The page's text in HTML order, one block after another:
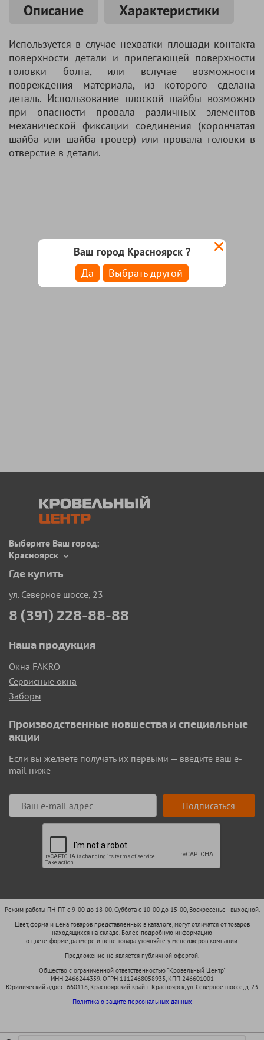
Ваш город Красноярск ?
Да
Выбрать другой
Описание Характеристики
Используется в случае нехватки площади контакта
поверхности детали и прилегающей поверхности
головки болта, или вслучае возможности
повреждения материала, из которого сделана
деталь. Использование плоской шайбы возможно
при опасности провала различных элементов
механической фиксации соединения (корончатая
шайба или шайба гровер) или провала головки в
отверстие в детали.
Выберите Ваш город:
Красноярск
Где купить
ул. Северное шоссе, 23
8 (391) 228-88-88
Наша продукция
Окна FAKRO
Сервисные окна
Заборы
Производственные новшества и специальные
акции
Если вы желаете получать их первыми — введите ваш e-
mail ниже
Подписаться
Режим работы ПН-ПТ с 9-00 до 18-00, Суббота с 10-00 до 15-00, Воскресенье - выходной.
Цвет, форма и цена товаров представленных в каталоге, могут отличатся от товаров
находящихся на складе. Более подробную информацию
о цвете, форме, размере и цене товара уточняйте у менеджеров компании.
Предложение не является публичной офертой.
Общество с ограниченной ответственностью "Кровельный Центр"
ИНН 2466244359, ОГРН 1112468058933, КПП 246601001
Юридический адрес: 660118, Красноярский край, г. Красноярск, ул. Северное шоссе, д. 23
Политика о защите персональных данных